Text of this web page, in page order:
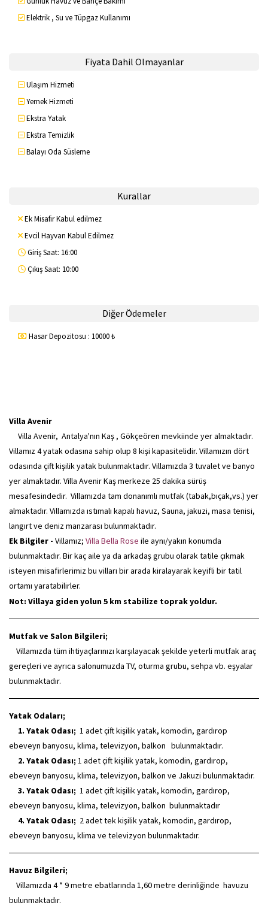
Elektrik , Su ve Tüpgaz Kullanımı
Fiyata Dahil Olmayanlar
Ulaşım Hizmeti
Yemek Hizmeti
Ekstra Yatak
Ekstra Temizlik
Balayı Oda Süsleme
Kurallar
Ek Misafir Kabul edilmez
Evcil Hayvan Kabul Edilmez
Giriş Saat: 16:00
Çıkış Saat: 10:00
Diğer Ödemeler
Hasar Depozitosu : 10000 ₺
Villa Avenir
Villa Avenir, Antalya'nın Kaş , Gökçeören mevkiinde yer almaktadır.
Villamız 4 yatak odasına sahip olup 8 kişi kapasitelidir. Villamızın dört
odasında çift kişilik yatak bulunmaktadır. Villamızda 3 tuvalet ve banyo
yer almaktadır. Villa Avenir Kaş merkeze 25 dakika sürüş
mesafesindedir. Villamızda tam donanımlı mutfak (tabak,bıçak,vs.) yer
almaktadır. Villamızda ıstımalı kapalı havuz, Sauna, jakuzi, masa tenisi,
langırt ve deniz manzarası bulunmaktadır.
Ek Bilgiler - Villamız; Villa Bella Rose ile aynı/yakın konumda
bulunmaktadır. Bir kaç aile ya da arkadaş grubu olarak tatile çıkmak
isteyen misafirlerimiz bu vilları bir arada kiralayarak keyifli bir tatil
ortamı yaratabilirler.
Not: Villaya giden yolun 5 km stabilize toprak yoldur.
Mutfak ve Salon Bilgileri;
Villamızda tüm ihtiyaçlarınızı karşılayacak şekilde yeterli mutfak araç
gereçleri ve ayrıca salonumuzda TV, oturma grubu, sehpa vb. eşyalar
bulunmaktadır.
Yatak Odaları;
1. Yatak Odası; 1 adet çift kişilik yatak, komodin, gardırop
ebeveyn banyosu, klima, televizyon, balkon bulunmaktadır.
2. Yatak Odası; 1 adet çift kişilik yatak, komodin, gardırop,
ebeveyn banyosu, klima, televizyon, balkon ve Jakuzi bulunmaktadır.
3. Yatak Odası; 1 adet çift kişilik yatak, komodin, gardırop,
ebeveyn banyosu, klima, televizyon, balkon bulunmaktadır
4. Yatak Odası; 2 adet tek kişilik yatak, komodin, gardırop,
ebeveyn banyosu, klima ve televizyon bulunmaktadır.
Havuz Bilgileri;
Villamızda 4 * 9 metre ebatlarında 1,60 metre derinliğinde havuzu
bulunmaktadır.